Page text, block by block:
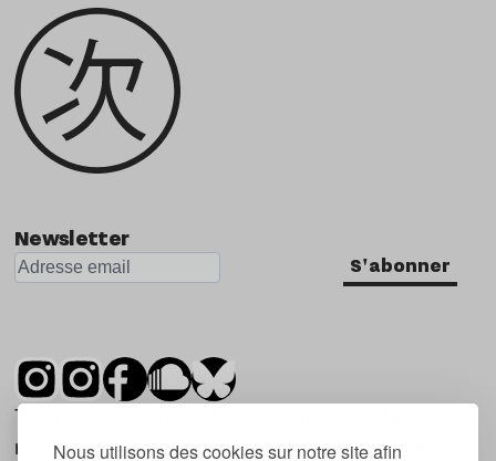
Nous utilisons des cookies sur notre site afin
Newsletter
S'abonner
Tsugi est un mensuel indépendant sur la
musique et les nouvelles tendances, dont la